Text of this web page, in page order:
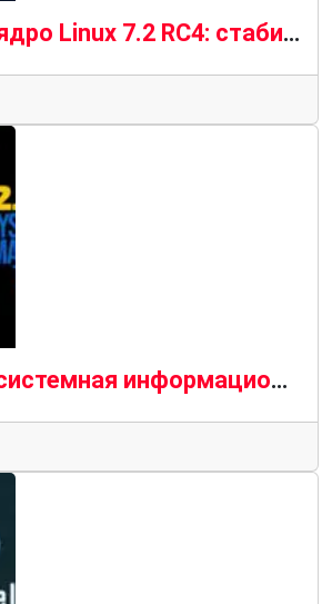
Выпущено ядро ​​Linux 7.2 RC4: стабильный прогресс в условиях «новой нормальности»
Выпущена системная информационная утилита Fastfetch 2.66 с улучшенной функцией обнаружения графических процессоров AMD